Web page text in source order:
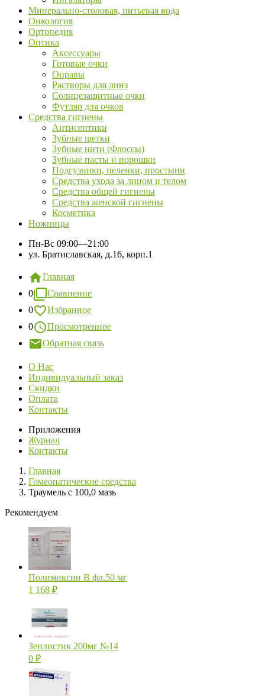
Минерально-столовая, питьевая вода
Онкология
Ортопедия
Оптика
Аксессуары
Готовые очки
Оправы
Растворы для линз
Солнцезащитные очки
Футляр для очков
Средства гигиены
Антисептики
Зубные щетки
Зубные нити (Флоссы)
Зубные пасты и порошки
Подгузники, пеленки, простыни
Средства ухода за лицом и телом
Средства общей гигиены
Средства женской гигиены
Косметика
Ножницы
Пн-Вс 09:00—21:00
ул. Братиславская, д.16, корп.1
Главная
0
Сравнение
0
Избранное
0
Просмотренное
Обратная связь
О Нас
Индивидуальный заказ
Скидки
Оплата
Контакты
Приложения
Журнал
Контакты
Главная
Гомеопатические средства
Траумель с 100,0 мазь
Рекомендуем
Полимиксин В фл.50 мг
1 168 ₽
Зенлистик 200мг №14
0 ₽